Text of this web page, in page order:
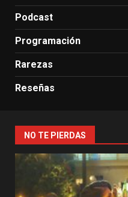
Podcast
Programación
Rarezas
Reseñas
NO TE PIERDAS